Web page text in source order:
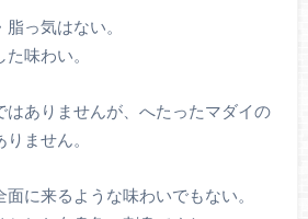
っ気はない。
味わい。
はありませんが、へたったマダイの
ません。
に来るような味わいでもない。